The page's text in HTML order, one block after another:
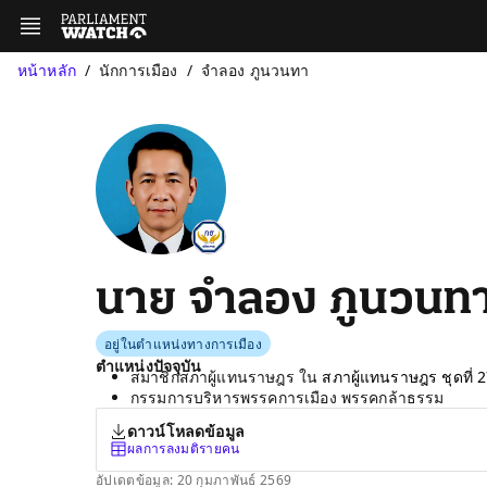
หน้าหลัก นักการเมือง จำลอง ภูนวนทา
นาย จำลอง ภูนวนท
อยู่ในตำแหน่งทางการเมือง
ตำแหน่งปัจจุบัน
สมาชิกสภาผู้แทนราษฎร ใน สภาผู้แทนราษฎร ชุดที่
กรรมการบริหารพรรคการเมือง พรรคกล้าธรรม
ดาวน์โหลดข้อมูล
ผลการลงมติรายคน
อัปเดตข้อมูล: 20 กุมภาพันธ์ 2569